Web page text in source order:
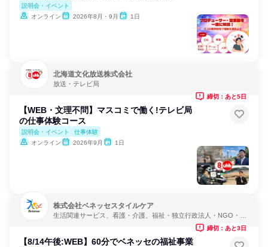
説明会・イベント
オンライン
2026年8月・9月 1日
北海道文化放送株式会社
放送・テレビ局
【WEB・文理不問】マスコミで働く!テレビ局
の仕事体験コース
説明会・イベント
仕事体験
オンライン
2026年9月 1日
締切：あと5日
株式会社ベネッセスタイルケア
生活関連サービス、看護・介護、福祉・独立行政法人・NGO・N
【8/14午後:WEB】60分でベネッセの福祉事業
締切：あと3日